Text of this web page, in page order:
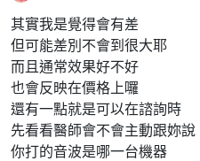
其實我是覺得會有差
但可能差別不會到很大耶
而且通常效果好不好
也會反映在價格上囉
還有一點就是可以在諮詢時
先看看醫師會不會主動跟妳說
你打的音波是哪一台機器